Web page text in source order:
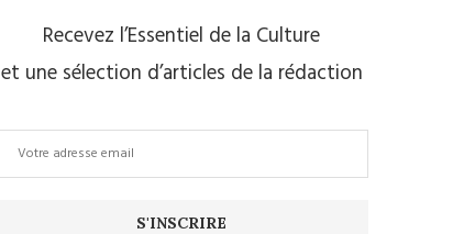
Recevez l’Essentiel de la Culture
et une sélection d’articles de la rédaction